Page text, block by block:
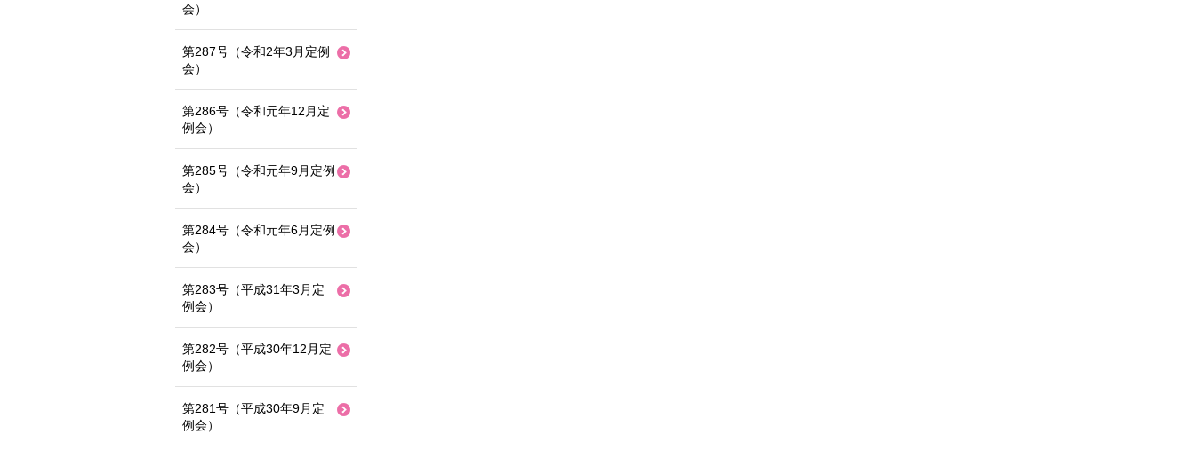
会）
第287号（令和2年3月定例
会）
第286号（令和元年12月定
例会）
第285号（令和元年9月定例
会）
第284号（令和元年6月定例
会）
第283号（平成31年3月定
例会）
第282号（平成30年12月定
例会）
第281号（平成30年9月定
例会）